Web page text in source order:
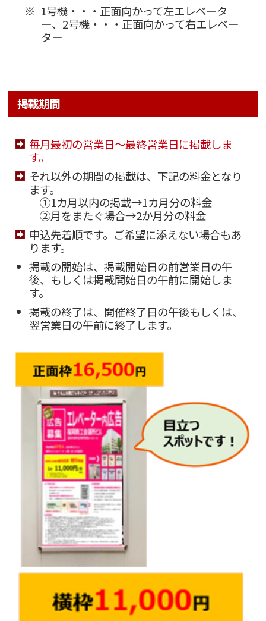
1号機・・・正面向かって左エレベータ
ー、2号機・・・正面向かって右エレベー
ター
掲載期間
毎月最初の営業日～最終営業日に掲載しま
す。
それ以外の期間の掲載は、下記の料金となり
ます。
①1カ月以内の掲載→1カ月分の料金
②月をまたぐ場合→2か月分の料金
申込先着順です。ご希望に添えない場合もあ
ります。
掲載の開始は、掲載開始日の前営業日の午
後、もしくは掲載開始日の午前に開始しま
す。
掲載の終了は、開催終了日の午後もしくは、
翌営業日の午前に終了します。